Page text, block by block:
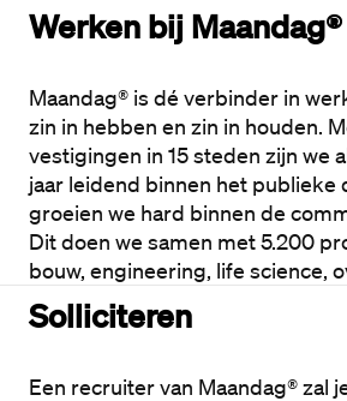
Werken bij Maandag®
Maandag® is dé verbinder in
zin in hebben en zin in houden.
vestigingen in 15 steden zijn we
jaar leidend binnen het publieke
groeien we hard binnen de
Dit doen we samen met 5.200
bouw, engineering, life science,
Solliciteren
Een recruiter van Maandag® zal